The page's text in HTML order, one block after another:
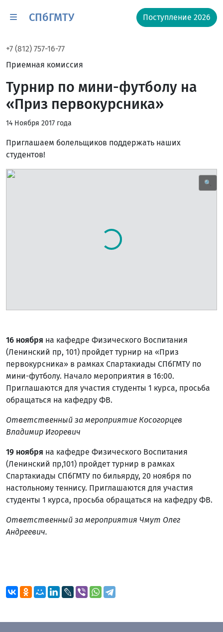
СПбГМТУ Поступление 2026
+7 (812) 757-16-77
Приемная комиссия
Турнир по мини-футболу на
«Приз первокурсника»
14 Ноября 2017 года
Приглашаем болельщиков поддержать наших
студентов!
🔍
16 ноября на кафедре Физического Воспитания
(Ленинский пр, 101) пройдет турнир на «Приз
первокурсника» в рамках Спартакиады СПбГМТУ по
мини-футболу. Начало мероприятия в 16:00.
Приглашаются для участия студенты 1 курса, просьба
обращаться на кафедру ФВ.
Ответственный за мероприятие Косогорцев
Владимир Игоревич
19 ноября на кафедре Физического Воспитания
(Ленинский пр,101) пройдет турнир в рамках
Спартакиады СПбГМТУ по бильярду, 20 ноября по
настольному теннису. Приглашаются для участия
студенты 1 курса, просьба обращаться на кафедру ФВ.
Ответственный за мероприятия Чмут Олег
Андреевич.